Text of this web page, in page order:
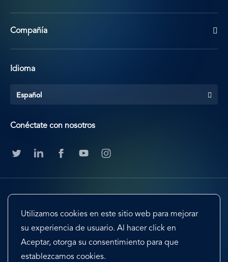
Utilizamos cookies en este sitio web para mejorar
su experiencia de usuario. Al hacer click en
Aceptar, otorga su consentimiento para que
establezcamos cookies.
Compañía
Idioma
Español
Conéctate con nosotros
Footer Terms & Conditions Cookie Preferences